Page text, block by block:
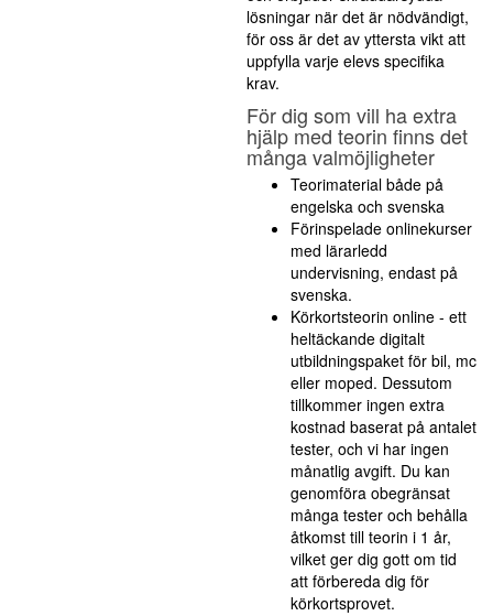
lösningar när det är nödvändigt,
för oss är det av yttersta vikt att
uppfylla varje elevs specifika
krav.
För dig som vill ha extra
hjälp med teorin finns det
många valmöjligheter
Teorimaterial både på
engelska och svenska
Förinspelade onlinekurser
med lärarledd
undervisning, endast på
svenska.
Körkortsteorin online - ett
heltäckande digitalt
utbildningspaket för bil, mc
eller moped. Dessutom
tillkommer ingen extra
kostnad baserat på antalet
tester, och vi har ingen
månatlig avgift. Du kan
genomföra obegränsat
många tester och behålla
åtkomst till teorin i 1 år,
vilket ger dig gott om tid
att förbereda dig för
körkortsprovet.